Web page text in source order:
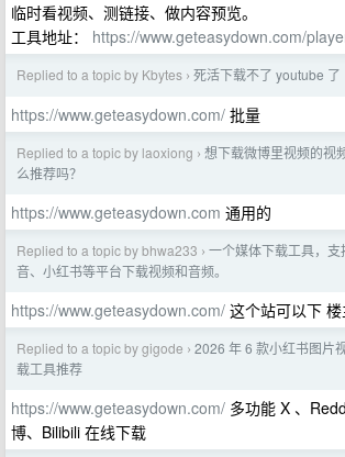
临时看视频、测链接、做内容预览。
工具地址： https://www.geteasydown.com/
Replied to a topic by Kbytes › 死活下载不了 youtube 了
https://www.geteasydown.com/ 批量
Replied to a topic by laoxiong › 想下载微博里视频的视
么推荐吗？
https://www.geteasydown.com 通用的
Replied to a topic by bhwa233 › 一个媒体下载工具，
音、小红书等平台下载视频和音频。
https://www.geteasydown.com/ 这个站可以下 楼
Replied to a topic by gigode › 2026 年 6 款小红书图片
载工具推荐
https://www.geteasydown.com/ 多功能 X 、
博、Bilibili 在线下载